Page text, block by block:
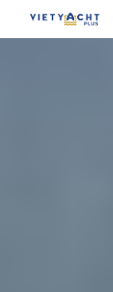
VIETYACHT PLUS